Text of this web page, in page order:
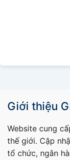
Giới thiệu
Website cung
thế giới. Cập
tổ chức, ngân